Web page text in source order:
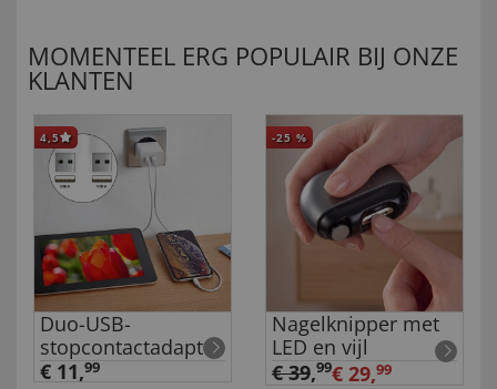
MOMENTEEL ERG POPULAIR BIJ ONZE
KLANTEN
4,5
Duo-USB-
stopcontactadapter
€ 11,99
-25 %
Nagelknipper met
LED en vijl
€ 39,99€ 29,99